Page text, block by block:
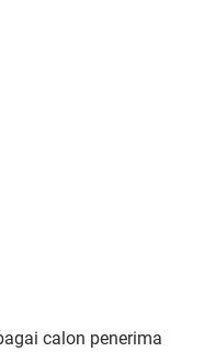
calon penerima